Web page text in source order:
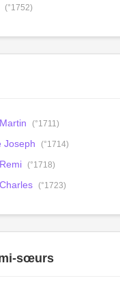
(°1752)
(°1711)
Joseph (°1714)
(°1718)
(°1723)
sœurs